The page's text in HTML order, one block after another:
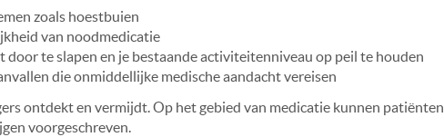
zoals hoestbuien
van noodmedicatie
door te slapen en je bestaande activiteitenniveau op peil te houden
die onmiddellijke medische aandacht vereisen
ontdekt en vermijdt. Op het gebied van medicatie kunnen patiënten
voorgeschreven.